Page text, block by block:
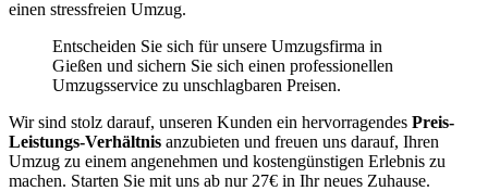
einen stressfreien Umzug.
Entscheiden Sie sich für unsere Umzugsfirma in
Gießen und sichern Sie sich einen professionellen
Umzugsservice zu unschlagbaren Preisen.
Wir sind stolz darauf, unseren Kunden ein hervorragendes Preis-
Leistungs-Verhältnis anzubieten und freuen uns darauf, Ihren
Umzug zu einem angenehmen und kostengünstigen Erlebnis zu
machen. Starten Sie mit uns ab nur 27€ in Ihr neues Zuhause.